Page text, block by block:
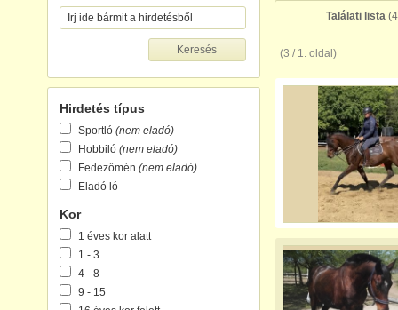
Hirdetés típus
Sportló (nem eladó)
Hobbiló (nem eladó)
Fedezőmén (nem eladó)
Eladó ló
Kor
1 éves kor alatt
1 - 3
4 - 8
9 - 15
Találati lista
(3 / 1. oldal)